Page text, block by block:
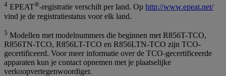
4 EPEAT®-registratie verschilt per land. Op http://www.epeat.net/
vind je de registratiestatus voor elk land.
5 Modellen met modelnummers die beginnen met R856T-TCO,
R856TN-TCO, R856LT-TCO en R856LTN-TCO zijn TCO-
gecertificeerd. Voor meer informatie over de TCO-gecertificeerde
apparaten kun je contact opnemen met je plaatselijke
verkoopvertegenwoordiger.